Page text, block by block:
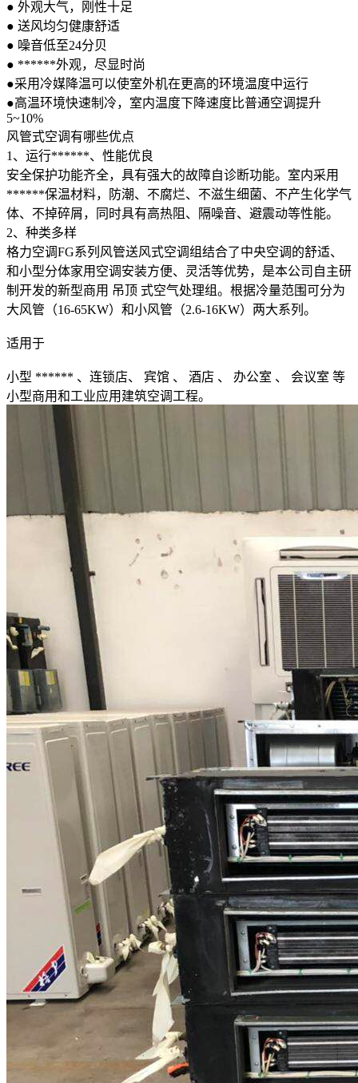
● 外观大气，刚性十足
● 送风均匀健康舒适
● 噪音低至24分贝
● ******外观，尽显时尚
●采用冷媒降温可以使室外机在更高的环境温度中运行
●高温环境快速制冷，室内温度下降速度比普通空调提升
5~10%
风管式空调有哪些优点
1、运行******、性能优良
安全保护功能齐全，具有强大的故障自诊断功能。室内采用
******保温材料，防潮、不腐烂、不滋生细菌、不产生化学气
体、不掉碎屑，同时具有高热阻、隔噪音、避震动等性能。
2、种类多样
格力空调FG系列风管送风式空调组结合了中央空调的舒适、
和小型分体家用空调安装方便、灵活等优势，是本公司自主研
制开发的新型商用 吊顶 式空气处理组。根据冷量范围可分为
大风管（16-65KW）和小风管（2.6-16KW）两大系列。
适用于
小型 ****** 、连锁店、 宾馆 、 酒店 、 办公室 、 会议室 等
小型商用和工业应用建筑空调工程。